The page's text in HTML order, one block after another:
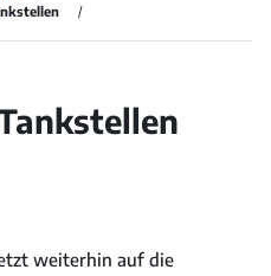
weiterhin auf die